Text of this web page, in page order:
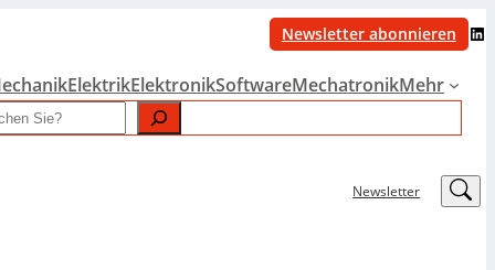
Newsletter abonnieren LinkedIn
ElektrikElektronikSoftwareMechatronikMehr
Newsletter LinkedIn